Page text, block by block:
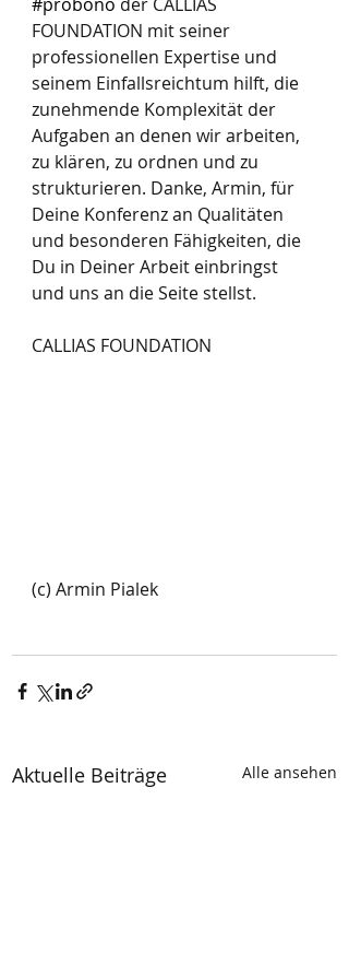
FOUNDATION mit seiner
professionellen Expertise und
seinem Einfallsreichtum hilft, die
zunehmende Komplexität der
Aufgaben an denen wir arbeiten,
zu klären, zu ordnen und zu
strukturieren. Danke, Armin, für
Deine Konferenz an Qualitäten
und besonderen Fähigkeiten, die
Du in Deiner Arbeit einbringst
und uns an die Seite stellst.
CALLIAS FOUNDATION
(c) Armin Pialek
Aktuelle Beiträge Alle ansehen